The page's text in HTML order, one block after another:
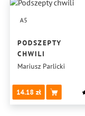
A5
PODSZEPTY
CHWILI
Mariusz Parlicki
14.18